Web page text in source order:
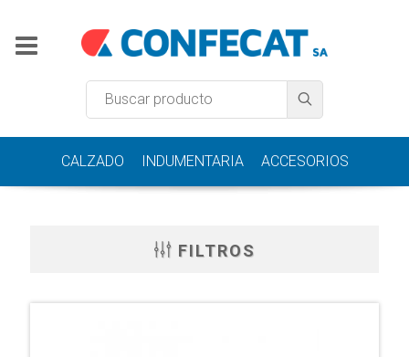
CALZADO INDUMENTARIA ACCESORIOS
FILTROS